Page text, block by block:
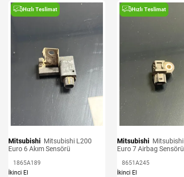
Hızlı Teslimat
Mitsubishi
Euro 6 Akım Sensörü
1865A189
İkinci El
Hızlı Teslimat
Mitsubishi
Euro 7 Airbag Sensörü
8651A245
İkinci El